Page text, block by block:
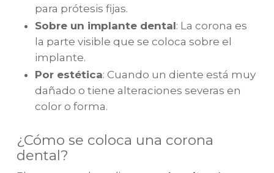
para prótesis fijas.
Sobre un implante dental: La corona es
la parte visible que se coloca sobre el
implante.
Por estética: Cuando un diente está muy
dañado o tiene alteraciones severas en
color o forma.
¿Cómo se coloca una corona
dental?